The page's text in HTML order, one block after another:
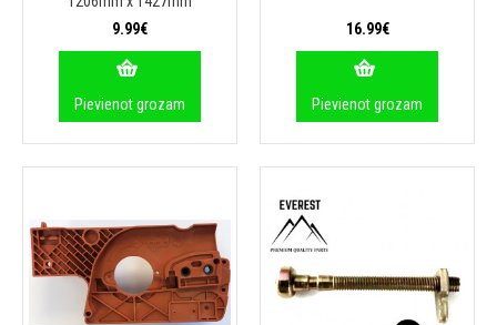
9.99€
Pievienot grozam
16.99€
Pievienot grozam